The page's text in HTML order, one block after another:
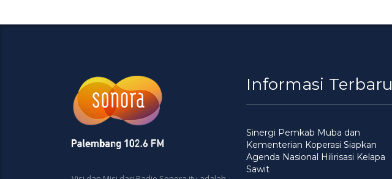
Informasi Terbaru
Sinergi Pemkab Muba dan
Kementerian Koperasi Siapkan
Agenda Nasional Hilirisasi Kelapa
Sawit